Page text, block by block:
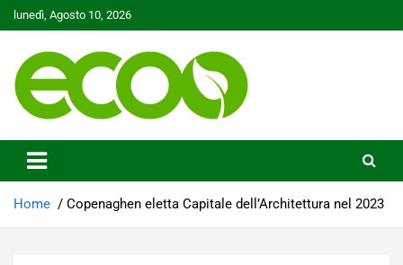
Skip
to
lunedì, Agosto 10, 2026
Ecoo.it
Home Copenaghen eletta Capitale dell’Architettura nel 2023